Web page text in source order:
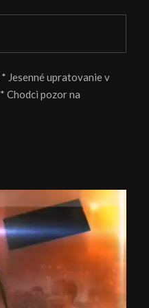
Jesenné upratovanie v
Chodci pozor na